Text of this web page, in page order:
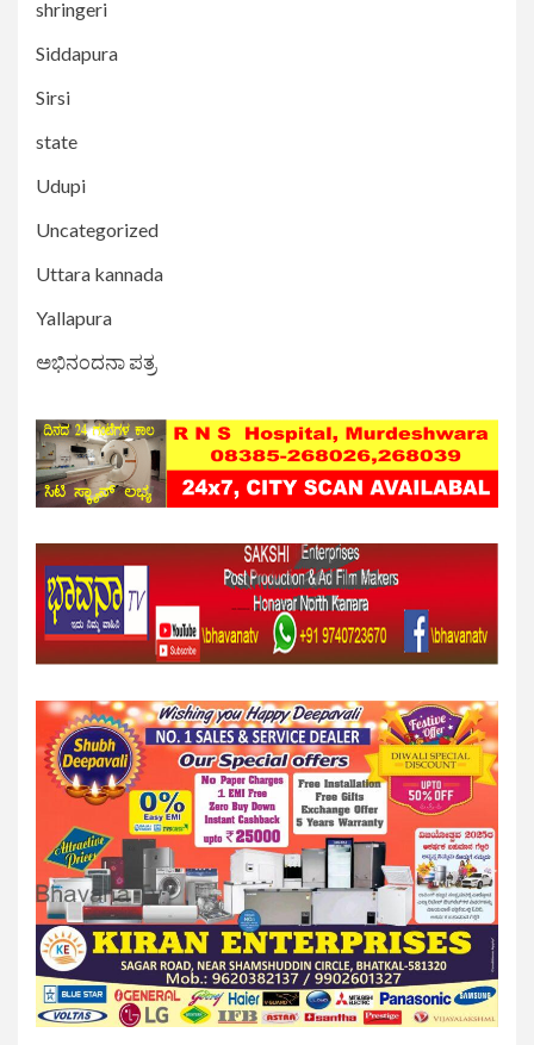
shringeri
Siddapura
Sirsi
state
Udupi
Uncategorized
Uttara kannada
Yallapura
ಅಭಿನಂದನಾ ಪತ್ರ